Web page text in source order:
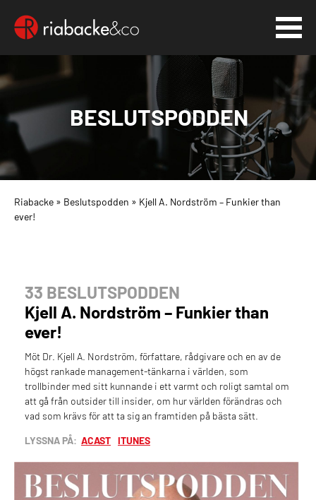
BESLUTSPODDEN
Riabacke » Beslutspodden » Kjell A. Nordström – Funkier than
ever!
33 BESLUTSPODDEN
Kjell A. Nordström – Funkier than
ever!
Möt Dr. Kjell A. Nordström, författare, rådgivare och en av de
högst rankade management-tänkarna i världen, som
trollbinder med sitt kunnande i ett varmt och roligt samtal om
att gå från outsider till insider, om hur världen förändras och
vad som krävs för att ta sig an framtiden på bästa sätt.
LYSSNA PÅ: ACAST ITUNES